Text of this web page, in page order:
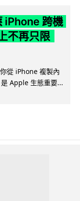
iPhone 跨機
不再只限
從 iPhone 複製內
Apple 生態重要...